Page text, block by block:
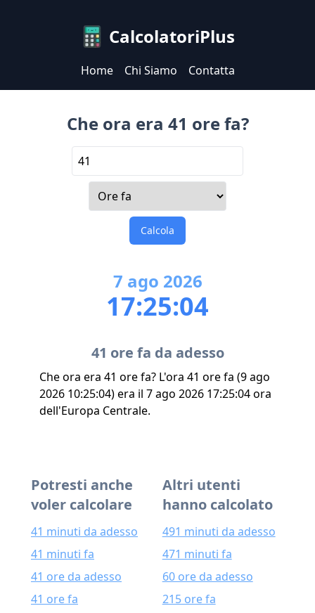
CalcolatoriPlus
Home Chi Siamo Contatta
Che ora era 41 ore fa?
Calcola
7 ago 2026
17:25:04
41 ore fa da adesso
Che ora era 41 ore fa? L'ora 41 ore fa (9 ago
2026 10:25:04) era il 7 ago 2026 17:25:04 ora
dell'Europa Centrale.
Potresti anche
voler calcolare
41 minuti da adesso
41 minuti fa
41 ore da adesso
41 ore fa
Altri utenti
hanno calcolato
491 minuti da adesso
471 minuti fa
60 ore da adesso
215 ore fa